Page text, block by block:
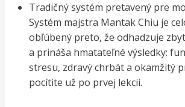
Tradičný systém pretavený pre
Systém majstra Mantak Chiu je
obľúbený preto, že odhadzuje
a prináša hmatateľné výsledky:
stresu, zdravý chrbát a okamžitý
pocítite už po prvej lekcii.